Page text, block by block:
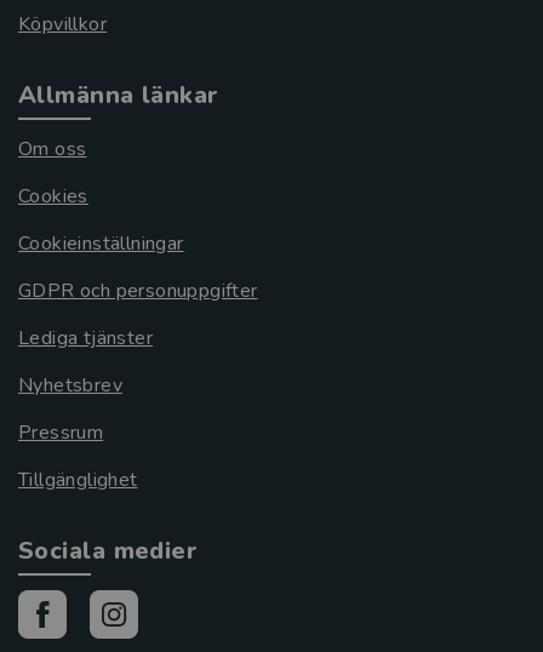
Köpvillkor
Allmänna länkar
Om oss
Cookies
Cookieinställningar
GDPR och personuppgifter
Lediga tjänster
Nyhetsbrev
Pressrum
Tillgänglighet
Sociala medier